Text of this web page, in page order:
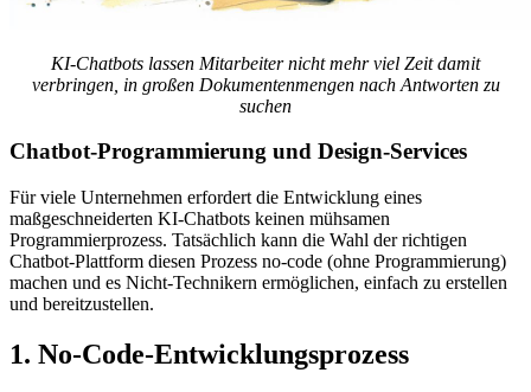
KI-Chatbots lassen Mitarbeiter nicht mehr viel Zeit damit
verbringen, in großen Dokumentenmengen nach Antworten zu
suchen
Chatbot-Programmierung und Design-Services
Für viele Unternehmen erfordert die Entwicklung eines
maßgeschneiderten KI-Chatbots keinen mühsamen
Programmierprozess. Tatsächlich kann die Wahl der richtigen
Chatbot-Plattform diesen Prozess no-code (ohne Programmierung)
machen und es Nicht-Technikern ermöglichen, einfach zu erstellen
und bereitzustellen.
1. No-Code-Entwicklungsprozess